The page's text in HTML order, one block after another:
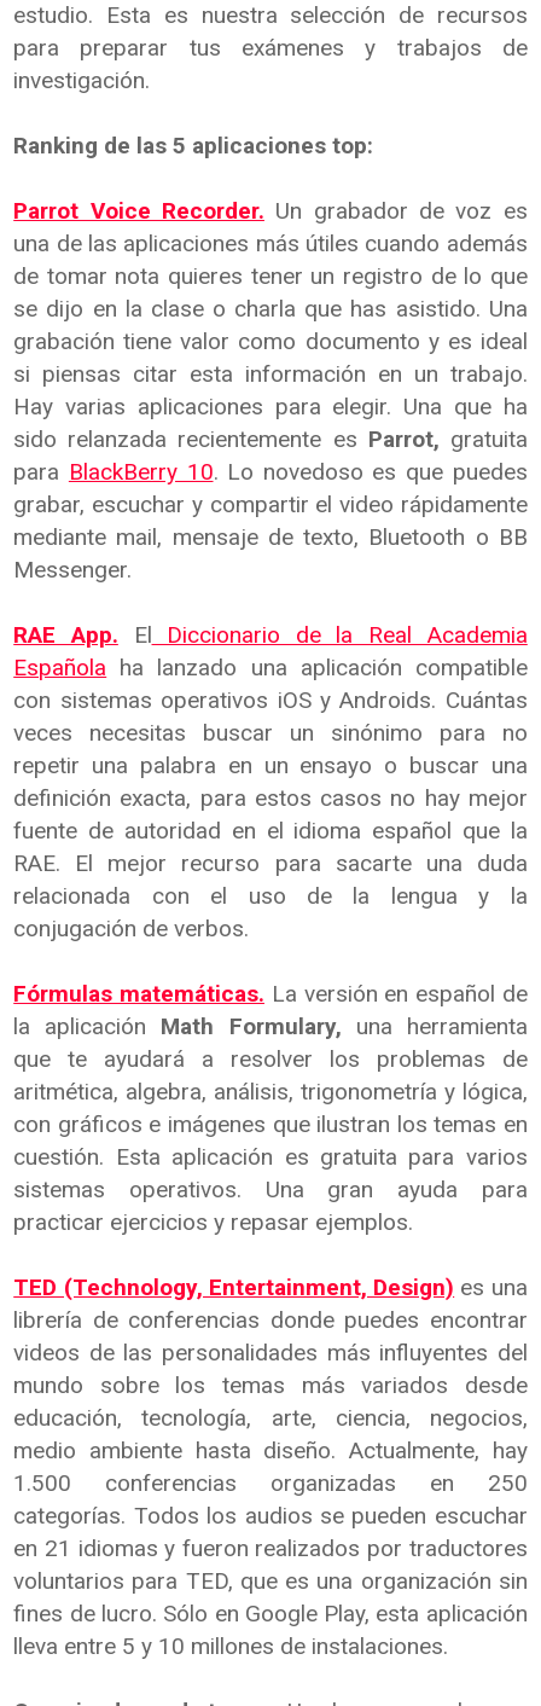
estudio. Esta es nuestra selección de recursos
para preparar tus exámenes y trabajos de
investigación.
Ranking de las 5 aplicaciones top:
Parrot Voice Recorder. Un grabador de voz es
una de las aplicaciones más útiles cuando además
de tomar nota quieres tener un registro de lo que
se dijo en la clase o charla que has asistido. Una
grabación tiene valor como documento y es ideal
si piensas citar esta información en un trabajo.
Hay varias aplicaciones para elegir. Una que ha
sido relanzada recientemente es Parrot, gratuita
para BlackBerry 10. Lo novedoso es que puedes
grabar, escuchar y compartir el video rápidamente
mediante mail, mensaje de texto, Bluetooth o BB
Messenger.
RAE App. El Diccionario de la Real Academia
Española ha lanzado una aplicación compatible
con sistemas operativos iOS y Androids. Cuántas
veces necesitas buscar un sinónimo para no
repetir una palabra en un ensayo o buscar una
definición exacta, para estos casos no hay mejor
fuente de autoridad en el idioma español que la
RAE. El mejor recurso para sacarte una duda
relacionada con el uso de la lengua y la
conjugación de verbos.
Fórmulas matemáticas. La versión en español de
la aplicación Math Formulary, una herramienta
que te ayudará a resolver los problemas de
aritmética, algebra, análisis, trigonometría y lógica,
con gráficos e imágenes que ilustran los temas en
cuestión. Esta aplicación es gratuita para varios
sistemas operativos. Una gran ayuda para
practicar ejercicios y repasar ejemplos.
TED (Technology, Entertainment, Design) es una
librería de conferencias donde puedes encontrar
videos de las personalidades más influyentes del
mundo sobre los temas más variados desde
educación, tecnología, arte, ciencia, negocios,
medio ambiente hasta diseño. Actualmente, hay
1.500 conferencias organizadas en 250
categorías. Todos los audios se pueden escuchar
en 21 idiomas y fueron realizados por traductores
voluntarios para TED, que es una organización sin
fines de lucro. Sólo en Google Play, esta aplicación
lleva entre 5 y 10 millones de instalaciones.